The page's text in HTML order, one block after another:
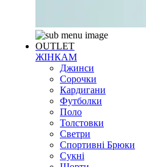
OUTLET
ЖІНКАМ
Джинси
Сорочки
Кардигани
Футболки
Поло
Толстовки
Светри
Спортивні Брюки
Сукні